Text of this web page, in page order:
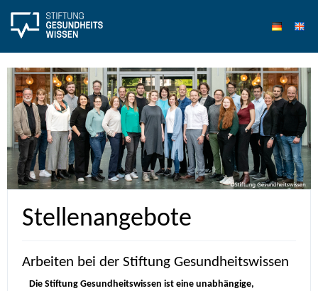
Stellenangebote
Arbeiten bei der Stiftung Gesundheitswissen
Die Stiftung Gesundheitswissen ist eine unabhängige,